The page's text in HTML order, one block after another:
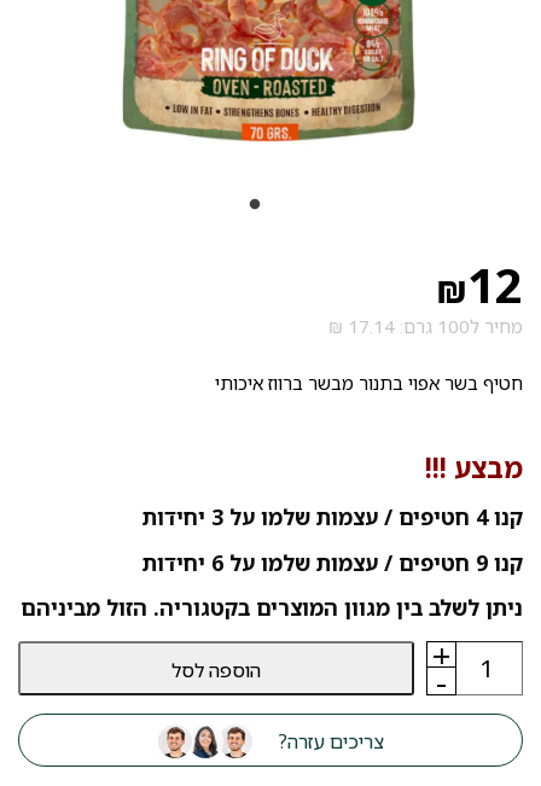
₪12
מחיר ל100 גרם: 17.14 ₪
חטיף בשר אפוי בתנור מבשר ברווז איכותי
מבצע !!!
קנו 4 חטיפים / עצמות שלמו על 3 יחידות
קנו 9 חטיפים / עצמות שלמו על 6 יחידות
ניתן לשלב בין מגוון המוצרים בקטגוריה. הזול מביניהם
-
כמות
חטיף
בשר
לכלבים
Duckk
Licious
+ הוספה לסל
צריכים עזרה?